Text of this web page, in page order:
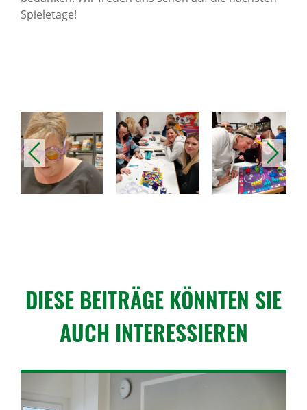
Spieletage!
vorheriges nächstes
DIESE BEITRÄGE KÖNNTEN SIE
AUCH INTERESSIEREN